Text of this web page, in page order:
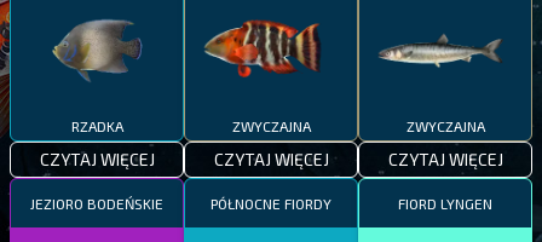
RZADKA
CZYTAJ WIĘCEJ
ZWYCZAJNA
CZYTAJ WIĘCEJ
ZWYCZAJNA
CZYTAJ WIĘCEJ
JEZIORO BODEŃSKIE PÓŁNOCNE FIORDY FIORD LYNGEN